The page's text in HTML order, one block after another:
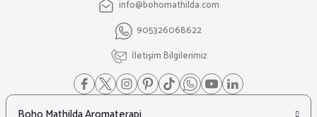
info@bohomathilda.com
905326068622
İletişim Bilgilerimiz